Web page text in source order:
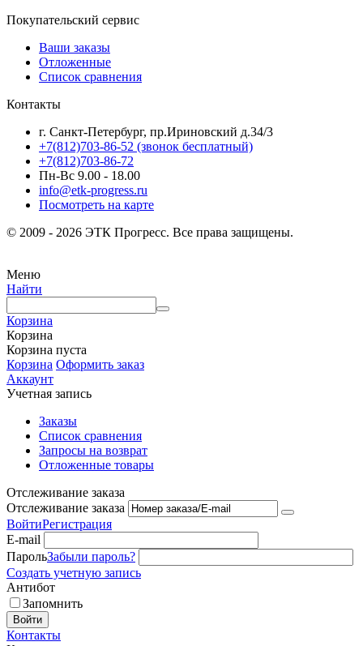
Покупательский сервис
Ваши заказы
Отложенные
Список сравнения
Контакты
г. Санкт-Петербург, пр.Ириновский д.34/3
+7(812)703-86-52 (звонок бесплатный)
+7(812)703-86-72
Пн-Вс 9.00 - 18.00
info@etk-progress.ru
Посмотреть на карте
© 2009 - 2026 ЭТК Прогресс. Все права защищены.
Меню
Найти
Корзина
Корзина
Корзина пуста
Корзина Оформить заказ
Аккаунт
Учетная запись
Заказы
Список сравнения
Запросы на возврат
Отложенные товары
Отслеживание заказа
Отслеживание заказа
ВойтиРегистрация
E-mail
ПарольЗабыли пароль?
Создать учетную запись
Антибот
Запомнить
Войти
Контакты